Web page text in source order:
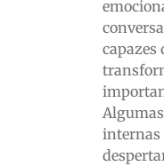
capazes
internas